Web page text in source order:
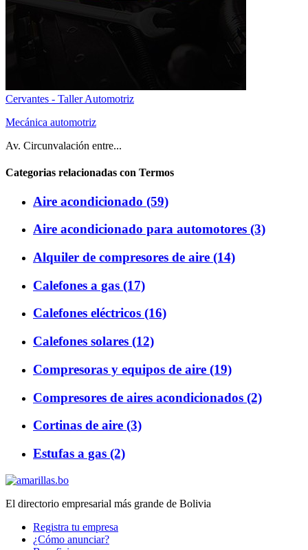
Cervantes - Taller Automotriz
Mecánica automotriz
Av. Circunvalación entre...
Categorias relacionadas con Termos
Aire acondicionado (59)
Aire acondicionado para automotores (3)
Alquiler de compresores de aire (14)
Calefones a gas (17)
Calefones eléctricos (16)
Calefones solares (12)
Compresoras y equipos de aire (19)
Compresores de aires acondicionados (2)
Cortinas de aire (3)
Estufas a gas (2)
El directorio empresarial más grande de Bolivia
Registra tu empresa
¿Cómo anunciar?